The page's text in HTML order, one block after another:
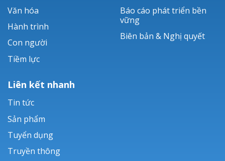
Văn hóa
Hành trình
Con người
Tiềm lực
Báo cáo phát triển bền
vững
Biên bản & Nghị quyết
Liên kết nhanh
Tin tức
Sản phẩm
Tuyển dụng
Truyền thông